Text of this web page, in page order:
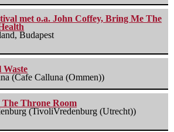
met o.a. John Coffey, Bring Me The
Budapest
(Cafe Calluna (Ommen))
The Throne Room
(TivoliVredenburg (Utrecht))